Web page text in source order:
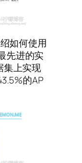
如何使用
先进的实
集上实现
的AP